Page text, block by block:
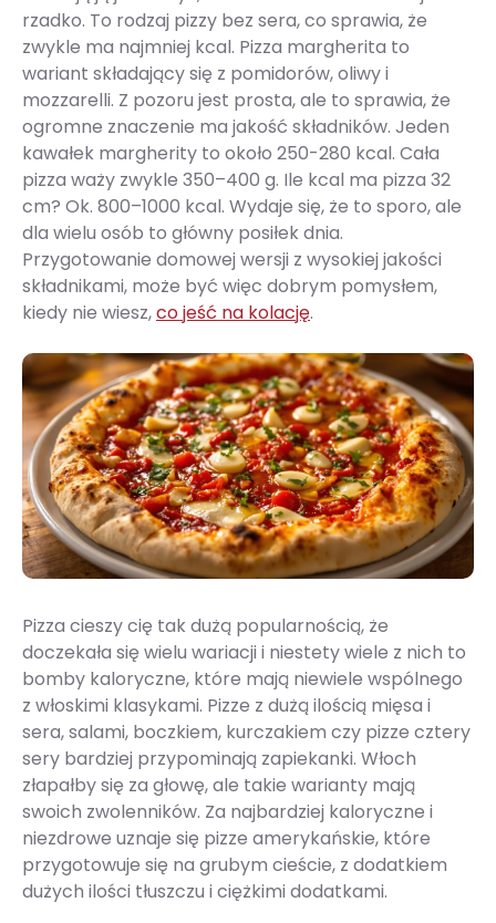
rzadko. To rodzaj pizzy bez sera, co sprawia, że
zwykle ma najmniej kcal. Pizza margherita to
wariant składający się z pomidorów, oliwy i
mozzarelli. Z pozoru jest prosta, ale to sprawia, że
ogromne znaczenie ma jakość składników. Jeden
kawałek margherity to około 250-280 kcal. Cała
pizza waży zwykle 350–400 g. Ile kcal ma pizza 32
cm? Ok. 800–1000 kcal. Wydaje się, że to sporo, ale
dla wielu osób to główny posiłek dnia.
Przygotowanie domowej wersji z wysokiej jakości
składnikami, może być więc dobrym pomysłem,
kiedy nie wiesz,co jeść na kolację.
Pizza cieszy cię tak dużą popularnością, że
doczekała się wielu wariacji i niestety wiele z nich to
bomby kaloryczne, które mają niewiele wspólnego
z włoskimi klasykami. Pizze z dużą ilością mięsa i
sera, salami, boczkiem, kurczakiem czy pizze cztery
sery bardziej przypominają zapiekanki. Włoch
złapałby się za głowę, ale takie warianty mają
swoich zwolenników. Za najbardziej kaloryczne i
niezdrowe uznaje się pizze amerykańskie, które
przygotowuje się na grubym cieście, z dodatkiem
dużych ilości tłuszczu i ciężkimi dodatkami.